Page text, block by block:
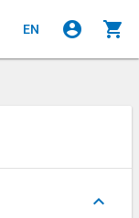
EN account_circle shopping_cart
keyboard_arrow_up